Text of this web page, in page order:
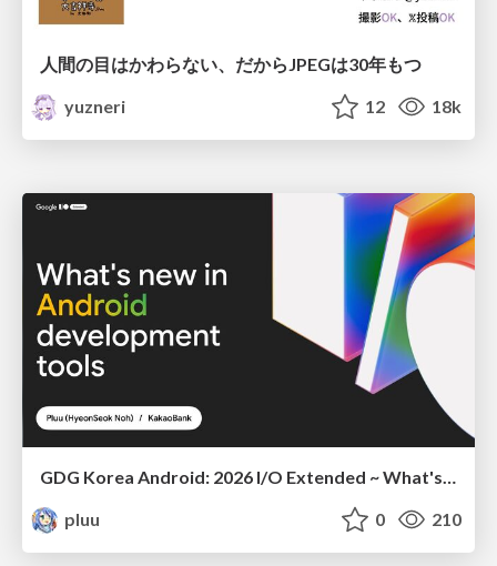
人間の目はかわらない、だからJPEGは30年もつ
yuzneri
12 18k
GDG Korea Android: 2026 I/O Extended ~ What's new in Android development tools
pluu
0 210